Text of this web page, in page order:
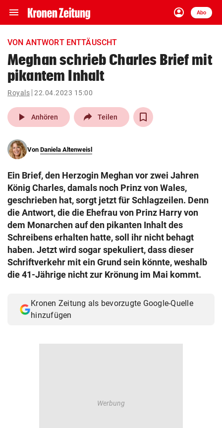
menu Navigation
ein-/ausklappen
account_circle
Anmelden
Abo
close Schließen
account_circle Anmelden
pin_drop
Wien arrow_right
search
eingeben
© Krone Multimedia GmbH & Co KG 2026
Muthgasse 2, 1190 Wien
VON ANTWORT ENTTÄUSCHT
Meghan schrieb Charles Brief mit
pikantem Inhalt
Royals 22.04.2023 15:00
play_arrow Anhören Teilen
Von Daniela Altenweisl
Ein Brief, den Herzogin Meghan vor zwei Jahren
König Charles, damals noch Prinz von Wales,
geschrieben hat, sorgt jetzt für Schlagzeilen. Denn
die Antwort, die die Ehefrau von Prinz Harry von
dem Monarchen auf den pikanten Inhalt des
Schreibens erhalten hatte, soll ihr nicht behagt
haben. Jetzt wird sogar spekuliert, dass dieser
Schriftverkehr mit ein Grund sein könnte, weshalb
die 41-Jährige nicht zur Krönung im Mai kommt.
Kronen Zeitung als bevorzugte Google-Quelle
hinzufügen